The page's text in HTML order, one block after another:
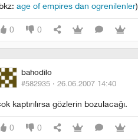
age of empires dan ogrenilenler)
0 0
bahodilo
#582935 · 26.06.2007 14:40
kaptırılırsa gözlerin bozulacağı.
0 0